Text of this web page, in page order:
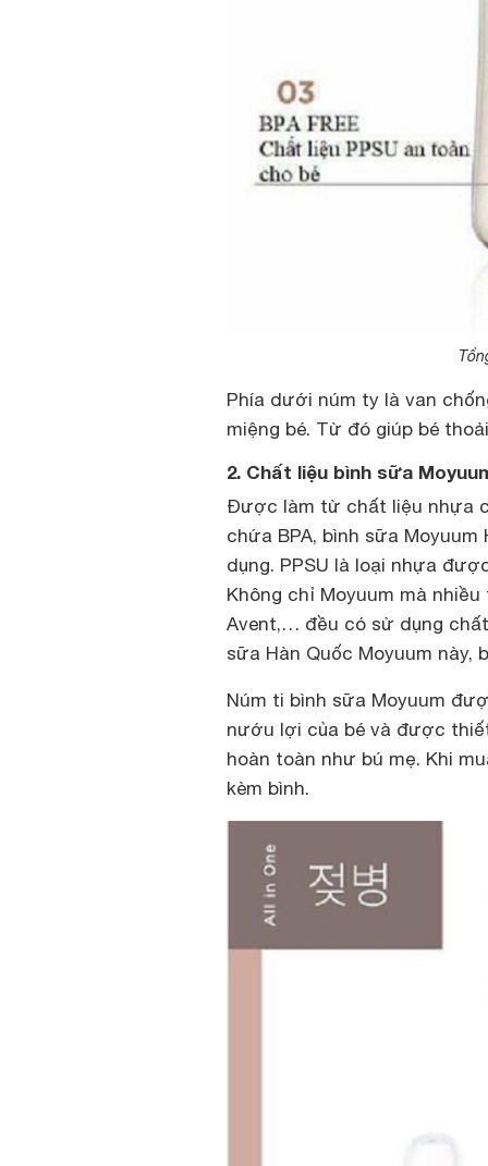
Phía dưới núm ty là van
miệng bé. Từ đó giúp bé
2. Chất liệu bình sữa
Được làm từ chất liệu nhựa
chứa BPA, bình sữa
dụng. PPSU là loại nhựa
Không chỉ Moyuum mà
Avent,… đều có sử dụng
sữa Hàn Quốc Moyuum
Núm ti bình sữa Moyuum
nướu lợi của bé và được
hoàn toàn như bú mẹ. Khi
kèm bình.